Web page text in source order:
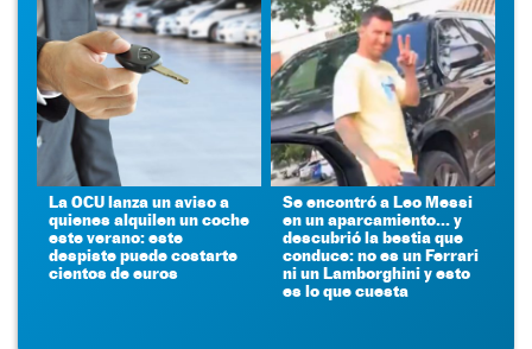
La OCU lanza un aviso a
quienes alquilen un coche
este verano: este
despiste puede costarte
cientos de euros
Se encontró a Leo Messi
en un aparcamiento... y
descubrió la bestia que
conduce: no es un Ferrari
ni un Lamborghini y esto
es lo que cuesta